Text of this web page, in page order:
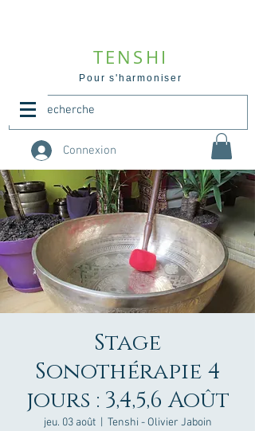
TENSHI
Pour s'harmoniser
Connexion
Stage
Sonothérapie 4
jours : 3,4,5,6 Août
jeu. 03 août
  |
Tenshi - Olivier Jaboin